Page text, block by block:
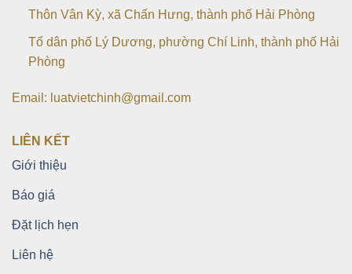
Thôn Vân Kỳ, xã Chấn Hưng, thành phố Hải Phòng
Tổ dân phố Lý Dương, phường Chí Linh, thành phố Hải
Phòng
Email: luatvietchinh@gmail.com
LIÊN KẾT
Giới thiệu
Báo giá
Đặt lịch hẹn
Liên hệ